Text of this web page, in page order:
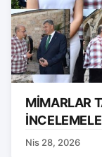
MİMARLAR
Nis 28, 2026